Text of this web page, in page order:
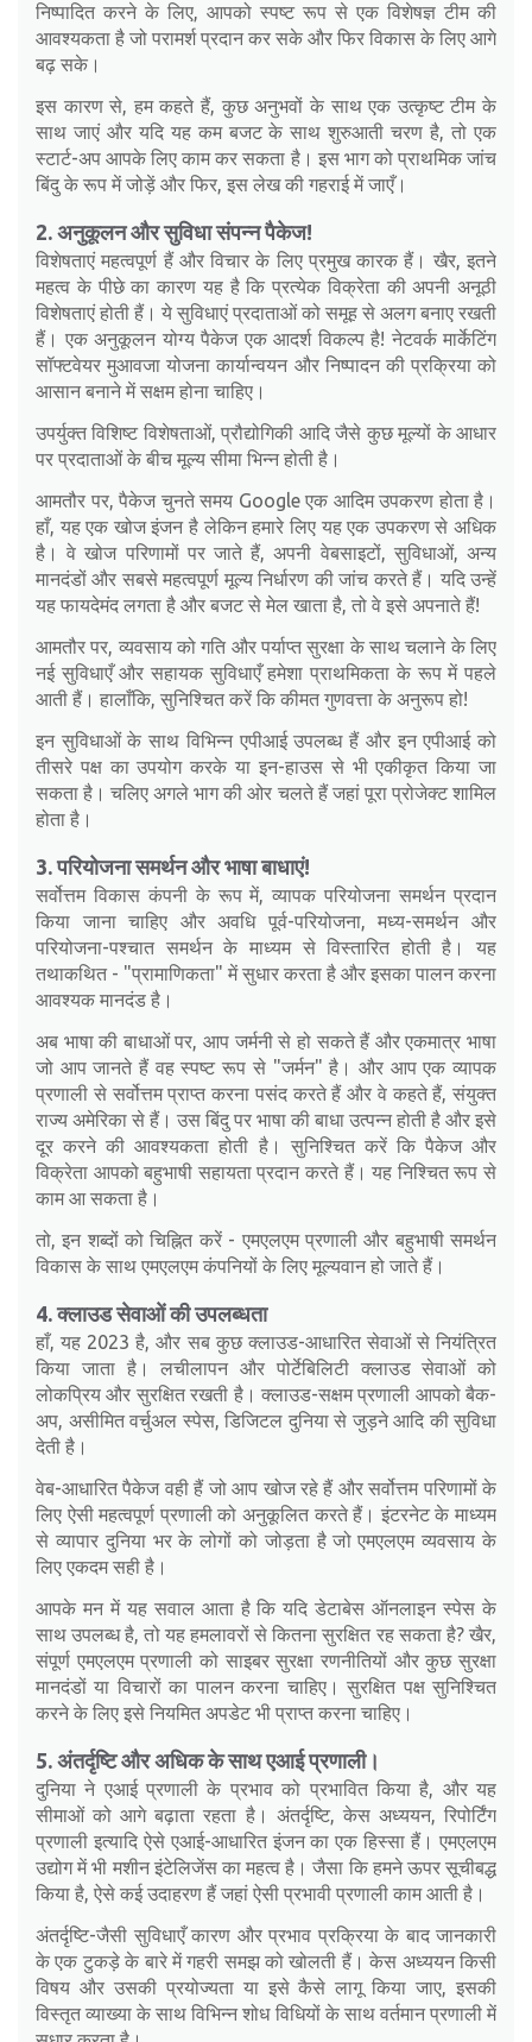
निष्पादित करने के लिए, आपको स्पष्ट रूप से एक विशेषज्ञ टीम की
आवश्यकता है जो परामर्श प्रदान कर सके और फिर विकास के लिए आगे
बढ़ सके।
इस कारण से, हम कहते हैं, कुछ अनुभवों के साथ एक उत्कृष्ट टीम के
साथ जाएं और यदि यह कम बजट के साथ शुरुआती चरण है, तो एक
स्टार्ट-अप आपके लिए काम कर सकता है। इस भाग को प्राथमिक जांच
बिंदु के रूप में जोड़ें और फिर, इस लेख की गहराई में जाएँ।
2. अनुकूलन और सुविधा संपन्न पैकेज!
विशेषताएं महत्वपूर्ण हैं और विचार के लिए प्रमुख कारक हैं। खैर, इतने
महत्व के पीछे का कारण यह है कि प्रत्येक विक्रेता की अपनी अनूठी
विशेषताएं होती हैं। ये सुविधाएं प्रदाताओं को समूह से अलग बनाए रखती
हैं। एक अनुकूलन योग्य पैकेज एक आदर्श विकल्प है! नेटवर्क मार्केटिंग
सॉफ्टवेयर मुआवजा योजना कार्यान्वयन और निष्पादन की प्रक्रिया को
आसान बनाने में सक्षम होना चाहिए।
उपर्युक्त विशिष्ट विशेषताओं, प्रौद्योगिकी आदि जैसे कुछ मूल्यों के आधार
पर प्रदाताओं के बीच मूल्य सीमा भिन्न होती है।
आमतौर पर, पैकेज चुनते समय Google एक आदिम उपकरण होता है।
हाँ, यह एक खोज इंजन है लेकिन हमारे लिए यह एक उपकरण से अधिक
है। वे खोज परिणामों पर जाते हैं, अपनी वेबसाइटों, सुविधाओं, अन्य
मानदंडों और सबसे महत्वपूर्ण मूल्य निर्धारण की जांच करते हैं। यदि उन्हें
यह फायदेमंद लगता है और बजट से मेल खाता है, तो वे इसे अपनाते हैं!
आमतौर पर, व्यवसाय को गति और पर्याप्त सुरक्षा के साथ चलाने के लिए
नई सुविधाएँ और सहायक सुविधाएँ हमेशा प्राथमिकता के रूप में पहले
आती हैं। हालाँकि, सुनिश्चित करें कि कीमत गुणवत्ता के अनुरूप हो!
इन सुविधाओं के साथ विभिन्न एपीआई उपलब्ध हैं और इन एपीआई को
तीसरे पक्ष का उपयोग करके या इन-हाउस से भी एकीकृत किया जा
सकता है। चलिए अगले भाग की ओर चलते हैं जहां पूरा प्रोजेक्ट शामिल
होता है।
3. परियोजना समर्थन और भाषा बाधाएं!
सर्वोत्तम विकास कंपनी के रूप में, व्यापक परियोजना समर्थन प्रदान
किया जाना चाहिए और अवधि पूर्व-परियोजना, मध्य-समर्थन और
परियोजना-पश्चात समर्थन के माध्यम से विस्तारित होती है। यह
तथाकथित - "प्रामाणिकता" में सुधार करता है और इसका पालन करना
आवश्यक मानदंड है।
अब भाषा की बाधाओं पर, आप जर्मनी से हो सकते हैं और एकमात्र भाषा
जो आप जानते हैं वह स्पष्ट रूप से "जर्मन" है। और आप एक व्यापक
प्रणाली से सर्वोत्तम प्राप्त करना पसंद करते हैं और वे कहते हैं, संयुक्त
राज्य अमेरिका से हैं। उस बिंदु पर भाषा की बाधा उत्पन्न होती है और इसे
दूर करने की आवश्यकता होती है। सुनिश्चित करें कि पैकेज और
विक्रेता आपको बहुभाषी सहायता प्रदान करते हैं। यह निश्चित रूप से
काम आ सकता है।
तो, इन शब्दों को चिह्नित करें - एमएलएम प्रणाली और बहुभाषी समर्थन
विकास के साथ एमएलएम कंपनियों के लिए मूल्यवान हो जाते हैं।
4. क्लाउड सेवाओं की उपलब्धता
हाँ, यह 2023 है, और सब कुछ क्लाउड-आधारित सेवाओं से नियंत्रित
किया जाता है। लचीलापन और पोर्टेबिलिटी क्लाउड सेवाओं को
लोकप्रिय और सुरक्षित रखती है। क्लाउड-सक्षम प्रणाली आपको बैक-
अप, असीमित वर्चुअल स्पेस, डिजिटल दुनिया से जुड़ने आदि की सुविधा
देती है।
वेब-आधारित पैकेज वही हैं जो आप खोज रहे हैं और सर्वोत्तम परिणामों के
लिए ऐसी महत्वपूर्ण प्रणाली को अनुकूलित करते हैं। इंटरनेट के माध्यम
से व्यापार दुनिया भर के लोगों को जोड़ता है जो एमएलएम व्यवसाय के
लिए एकदम सही है।
आपके मन में यह सवाल आता है कि यदि डेटाबेस ऑनलाइन स्पेस के
साथ उपलब्ध है, तो यह हमलावरों से कितना सुरक्षित रह सकता है? खैर,
संपूर्ण एमएलएम प्रणाली को साइबर सुरक्षा रणनीतियों और कुछ सुरक्षा
मानदंडों या विचारों का पालन करना चाहिए। सुरक्षित पक्ष सुनिश्चित
करने के लिए इसे नियमित अपडेट भी प्राप्त करना चाहिए।
5. अंतर्दृष्टि और अधिक के साथ एआई प्रणाली।
दुनिया ने एआई प्रणाली के प्रभाव को प्रभावित किया है, और यह
सीमाओं को आगे बढ़ाता रहता है। अंतर्दृष्टि, केस अध्ययन, रिपोर्टिंग
प्रणाली इत्यादि ऐसे एआई-आधारित इंजन का एक हिस्सा हैं। एमएलएम
उद्योग में भी मशीन इंटेलिजेंस का महत्व है। जैसा कि हमने ऊपर सूचीबद्ध
किया है, ऐसे कई उदाहरण हैं जहां ऐसी प्रभावी प्रणाली काम आती है।
अंतर्दृष्टि-जैसी सुविधाएँ कारण और प्रभाव प्रक्रिया के बाद जानकारी
के एक टुकड़े के बारे में गहरी समझ को खोलती हैं। केस अध्ययन किसी
विषय और उसकी प्रयोज्यता या इसे कैसे लागू किया जाए, इसकी
विस्तृत व्याख्या के साथ विभिन्न शोध विधियों के साथ वर्तमान प्रणाली में